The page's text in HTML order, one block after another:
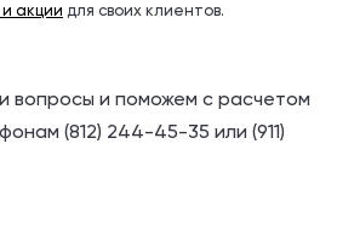
акции для своих клиентов.
вопросы и поможем с расчетом
(812) 244-45-35 или (911)